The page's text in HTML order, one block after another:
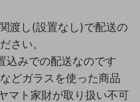
渡し(設置なし)で配送の
さい。
込みでの配送なのです
どガラスを使った商品
マト家財が取り扱い不可